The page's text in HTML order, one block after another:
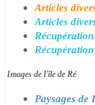
Articles
Articles
Images de l'île de Ré
Paysages de